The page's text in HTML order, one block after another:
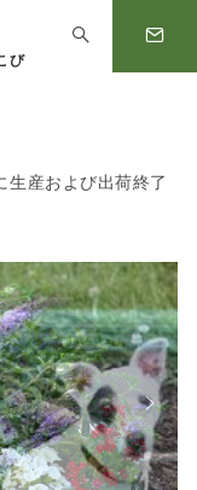
び
産および出荷終了